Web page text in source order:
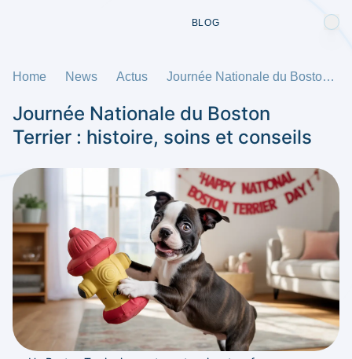
BLOG
Home News Actus Journée Nationale du Boston Terrier : histoire, soins et conseils
Journée Nationale du Boston
Terrier : histoire, soins et conseils